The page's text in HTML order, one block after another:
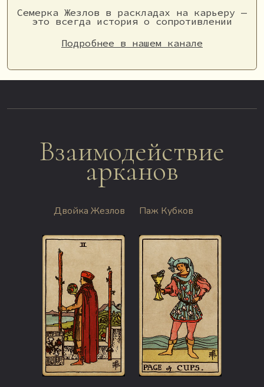
Семерка Жезлов в раскладах на карьеру —
это всегда история о сопротивлении
Подробнее в нашем канале
Взаимодействие
арканов
Двойка Жезлов Паж Кубков